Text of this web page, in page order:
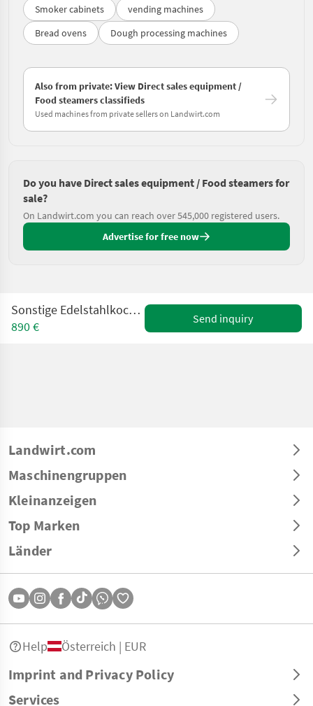
Smoker cabinets
vending machines
Bread ovens
Dough processing machines
Also from private: View Direct sales equipment /
Food steamers classifieds
Used machines from private sellers on Landwirt.com
Do you have Direct sales equipment / Food steamers for
sale?
On Landwirt.com you can reach over 545,000 registered users.
Advertise for free now
Sonstige Edelstahlkocher Futterdämpfer VIN KOL
890 €
Send inquiry
Landwirt.com
Maschinengruppen
Kleinanzeigen
Top Marken
Länder
Imprint and Privacy Policy
Services
Help Österreich | EUR